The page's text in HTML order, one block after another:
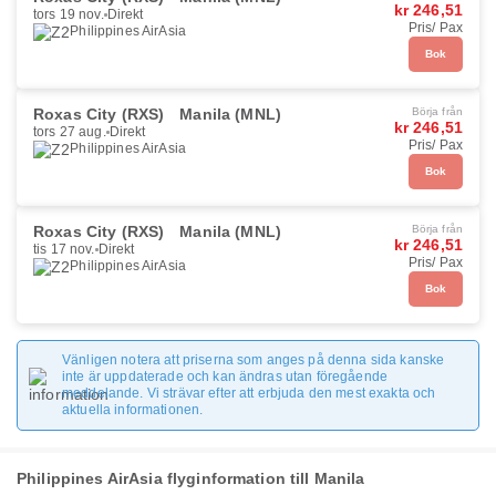
tors 19 nov. Direkt
Philippines AirAsia
kr 246,51
Pris/ Pax
Bok
Roxas City (RXS) Manila (MNL)
tors 27 aug. Direkt
Philippines AirAsia
Börja från
kr 246,51
Pris/ Pax
Bok
Roxas City (RXS) Manila (MNL)
tis 17 nov. Direkt
Philippines AirAsia
Börja från
kr 246,51
Pris/ Pax
Bok
Vänligen notera att priserna som anges på denna sida kanske
inte är uppdaterade och kan ändras utan föregående
meddelande. Vi strävar efter att erbjuda den mest exakta och
aktuella informationen.
Philippines AirAsia flyginformation till Manila